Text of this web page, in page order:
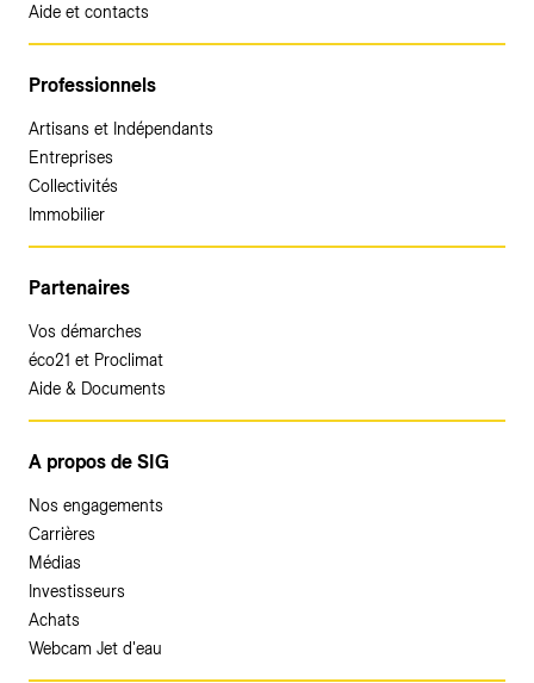
Aide et contacts
Professionnels
Artisans et Indépendants
Entreprises
Collectivités
Immobilier
Partenaires
Vos démarches
éco21 et Proclimat
Aide & Documents
A propos de SIG
Nos engagements
Carrières
Médias
Investisseurs
Achats
Webcam Jet d'eau